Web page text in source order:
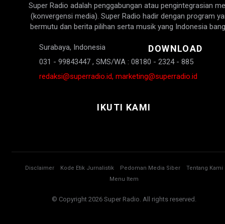
Super Radio adalah penggabungan atau pengintegrasian
(konvergensi media). Super Radio hadir dengan program
bermutu dan berita pilihan serta musik yang Indonesia
Surabaya, Indonesia
031 - 99843447 , SMS/WA : 08180 - 2324 - 885
redaksi@superradio.id, marketing@superradio.id
DOWNLOAD
IKUTI KAMI
Disclaimer Kode Etik Jurnalistik Pedoman Media Siber
Tentang Kami
Menu Item
© Copyright 2026 Super Radio. All rights reserved.